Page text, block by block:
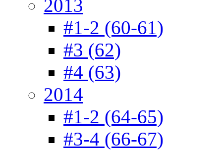
2013
#1-2 (60-61)
#3 (62)
#4 (63)
2014
#1-2 (64-65)
#3-4 (66-67)